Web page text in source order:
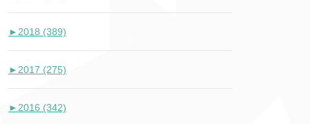
► 2018 (389)
► 2017 (275)
► 2016 (342)